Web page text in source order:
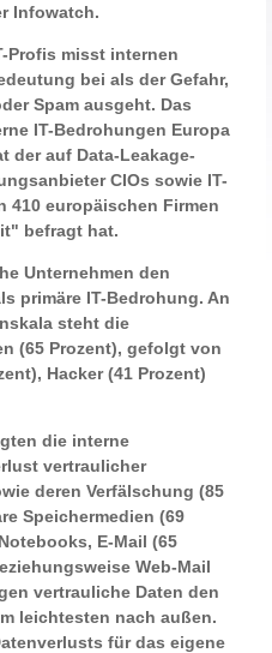
Infowatch.
Profis misst internen
bei als der Gefahr,
Spam ausgeht. Das
IT-Bedrohungen Europa
der auf Data-Leakage-
CIOs sowie IT-
410 europäischen Firmen
befragt hat.
Unternehmen den
primäre IT-Bedrohung. An
steht die
(65 Prozent), gefolgt von
Hacker (41 Prozent)
die interne
vertraulicher
deren Verfälschung (85
Speichermedien (69
E-Mail (65
Web-Mail
vertrauliche Daten den
leichtesten nach außen.
für das eigene